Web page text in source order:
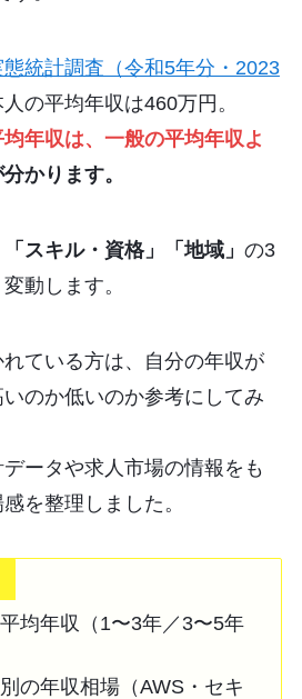
統計調査（令和5年分・2023
の平均年収は460万円。
年収は、一般の平均年収よ
かります。
「スキル・資格」「地域」 の3
動します。
ている方は、自分の年収が
のか低いのか参考にしてみ
ータや求人市場の情報をも
を整理しました。
均年収（1〜3年／3〜5年
の年収相場（AWS・セキ